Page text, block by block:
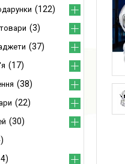
122
товари 3
37
17
38
22
30